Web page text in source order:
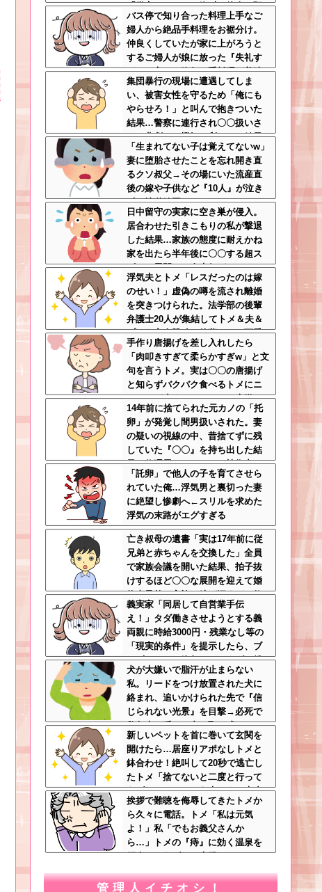
「発言」にコトメ絶叫←他人に預
けっぱなしで親面するな
バス停で知り合った料理上手なご
婦人から絶品手料理をお裾分け。
仲良くしていたが家に上がろうと
するご婦人が娘に放った『失礼す
ぎる一言』に絶句←手料理は美味
しかったのに性格クセ強すぎ
集団暴行の現場に遭遇してしま
い、被害女性を守るため「俺にも
やらせろ！」と叫んで抱きついた
結果…警察に連行され〇〇扱いさ
れる悲劇へ←機転を利かせた結果
が裏目に出すぎて惨事
「生まれてない子は覚えてないw」
妻に堕胎させたことを忘れ開き直
るクソ叔父→その場にいた流産直
後の嫁や子供など『10人』が泣き
叫ぶ地獄絵図へ
日中留守の実家に空き巣が侵入。
居合わせた引きこもりの私が撃退
した結果…家族の態度に耐えかね
家を出たら半年後に〇〇する超ス
ピード展開へ←人生何がきっかけ
で好転するか分からない
浮気夫とトメ「レスだったのは嫁
のせい！」虚偽の噂を流され離婚
を突きつけられた。法学部の後輩
弁護士20人が集結してトメ＆夫＆
プリを完全撃破←後輩たちを可愛
がっていた恩が最高形で返ってき
手作り唐揚げを差し入れしたら
「肉叩きすぎて柔らかすぎw」と文
句を言うトメ。実は〇〇の唐揚げ
と知らずバクバク食べるトメにニ
ヤニヤが止まらないｗｗ←大嫌い
な食材おいしく食べててワロタ
14年前に捨てられた元カノの「托
卵」が発覚し間男扱いされた。妻
の疑いの視線の中、昔捨てずに残
していた『〇〇』を持ち出した結
果←修理屋のオッサンの技術力と
ノリが神すぎる
「託卵」で他人の子を育てさせら
れていた俺…浮気男と裏切った妻
に絶望し惨劇へ←スリルを求めた
浮気の末路がエグすぎる
亡き叔母の遺書「実は17年前に従
兄弟と赤ちゃんを交換した」全員
で家族会議を開いた結果、拍子抜
けするほど〇〇な展開を迎えて婚
約者呆然←家族の絆が深すぎて修
羅場にならんかった
義実家「同居して自営業手伝
え！」タダ働きさせようとする義
両親に時給3000円・残業なし等の
「現実的条件」を提示したら、ブ
チギレられて絶句ｗｗ←タダで働
く嫁がいるわけないだろ
犬が大嫌いで脂汗が止まらない
私。リードをつけ放置された犬に
絡まれ、追いかけられた先で『信
じられない光景』を目撃→必死で
救急車を呼ぶも犬と取り残され
て・・・
新しいペットを首に巻いて玄関を
開けたら…居座りアポなしトメと
鉢合わせ！絶叫して20秒で逃亡し
たトメ「捨てないと二度と行って
あげない！」←もう来なくて大丈
夫ですｗ
挨拶で難聴を侮辱してきたトメか
ら久々に電話。トメ「私は元気
よ！」私「でもお義父さんか
ら…」トメの『痔』に効く温泉を
紹介してあげたら大発狂した←お
草
管理人イチオシ！